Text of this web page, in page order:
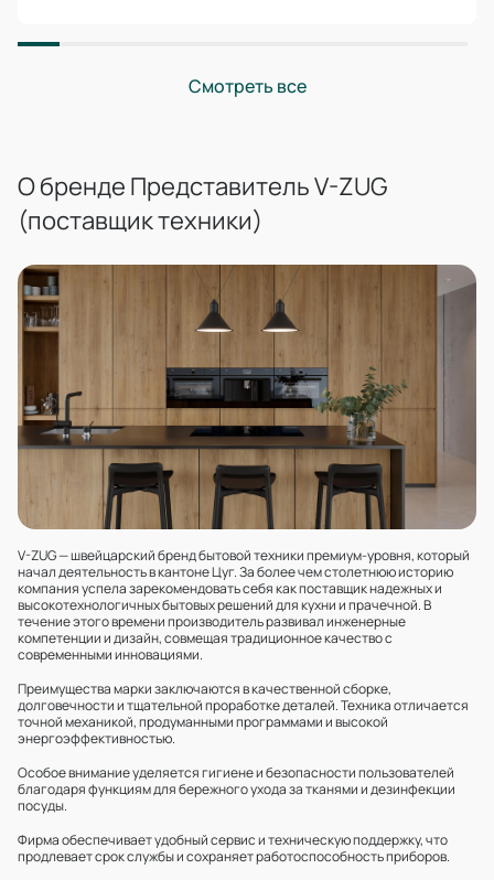
Смотреть все
О бренде Представитель V-ZUG
(поставщик техники)
V-ZUG — швейцарский бренд бытовой техники премиум-уровня, который
начал деятельность в кантоне Цуг. За более чем столетнюю историю
компания успела зарекомендовать себя как поставщик надежных и
высокотехнологичных бытовых решений для кухни и прачечной. В
течение этого времени производитель развивал инженерные
компетенции и дизайн, совмещая традиционное качество с
современными инновациями.
Преимущества марки заключаются в качественной сборке,
долговечности и тщательной проработке деталей. Техника отличается
точной механикой, продуманными программами и высокой
энергоэффективностью.
Особое внимание уделяется гигиене и безопасности пользователей
благодаря функциям для бережного ухода за тканями и дезинфекции
посуды.
Фирма обеспечивает удобный сервис и техническую поддержку, что
продлевает срок службы и сохраняет работоспособность приборов.